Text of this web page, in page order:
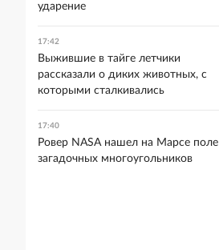
ударение
17:42
Выжившие в тайге летчики
рассказали о диких животных, с
которыми сталкивались
17:40
Ровер NASA нашел на Марсе поле
загадочных многоугольников